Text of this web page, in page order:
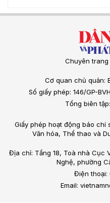
Chuyên trang
Cơ quan chủ quản:
Số giấy phép: 146/GP-
Tổng biên
Giấy phép hoạt động báo chí
Văn hóa, Thể thao và
Địa chỉ: Tầng 18, Toà nhà Cục
Nghệ, phường
Điện thoại:
Email: